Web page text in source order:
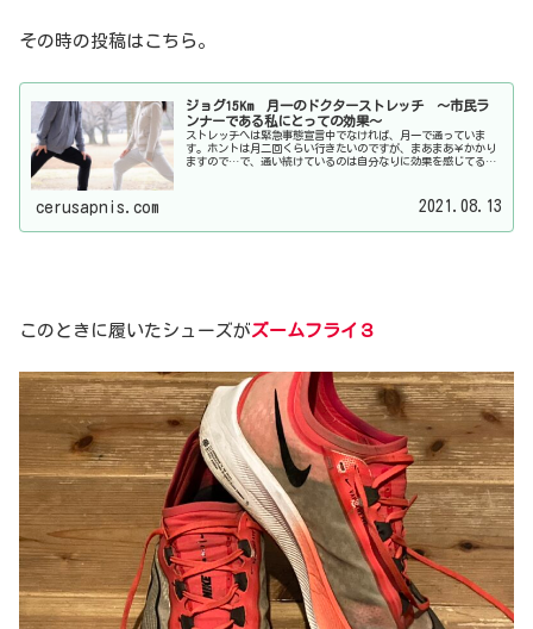
その時の投稿はこちら。
ジョグ15Km 月一のドクターストレッチ 〜市民ラ
ンナーである私にとっての効果〜
ストレッチへは緊急事態宣言中でなければ、月一で通っていま
す。ホントは月二回くらい行きたいのですが、まあまあ￥かかり
ますので…で、通い続けているのは自分なりに効果を感じてるか
cerusapnis.com 2021.08.13
このときに履いたシューズがズームフライ３